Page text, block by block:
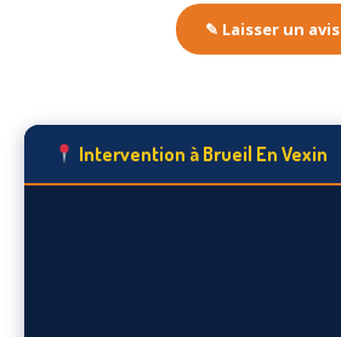
✎ Laisser un avis
Intervention à Brueil En Vexin